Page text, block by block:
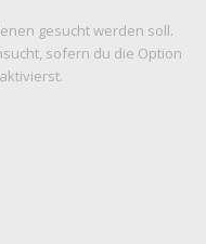
gesucht werden soll.
sofern du die Option